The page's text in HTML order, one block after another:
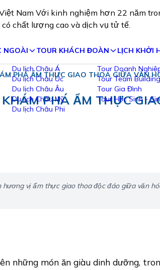
Việt Nam Với kinh nghiệm hơn 22
tế có chất lượng cao và dịch vụ tử tế.
NGOÀI
Á
Úc
Âu
Mỹ
TOUR KHÁCH ĐOÀN
Tour Doanh Nghiệp
Tour Team Building
Tour Gia Đình
Tour Học Sinh - Sinh Viên
LỊCH KHỞI
PHÁ ẨM THỰC GIAO THOA GIỮA VĂN
PHÁ ẨM THỰC
vị ẩm thực giao thoa độc đáo giữa văn
những món ăn giàu dinh dưỡng,